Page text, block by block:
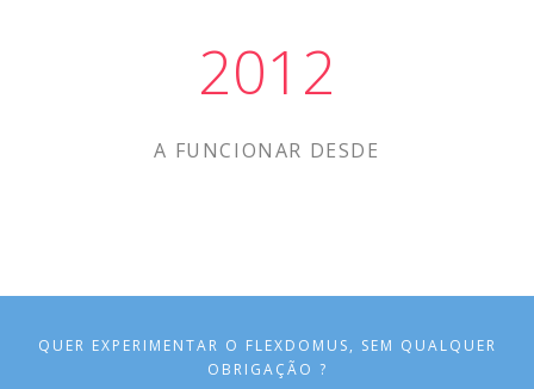
2012
A FUNCIONAR DESDE
QUER EXPERIMENTAR O FLEXDOMUS, SEM QUALQUER
OBRIGAÇÃO ?